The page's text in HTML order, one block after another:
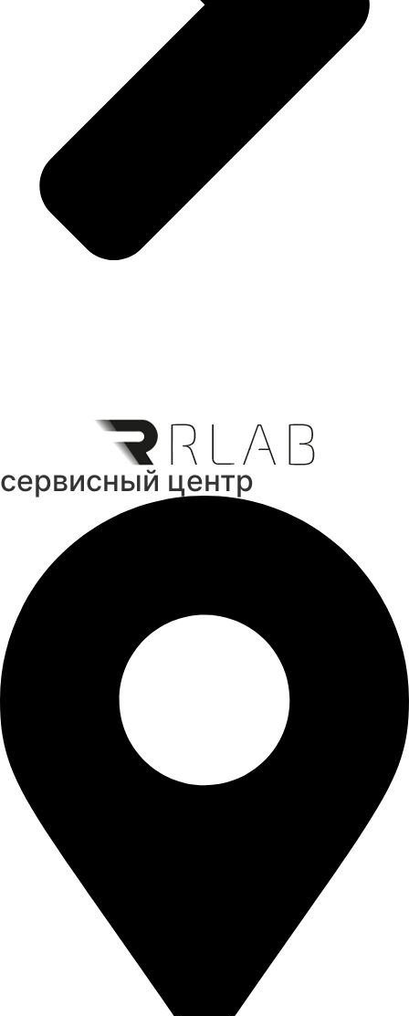
cервисный центр